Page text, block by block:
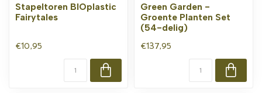
Stapeltoren BIOplastic
Fairytales
€10,95
Green Garden -
Groente Planten Set
(54-delig)
€137,95